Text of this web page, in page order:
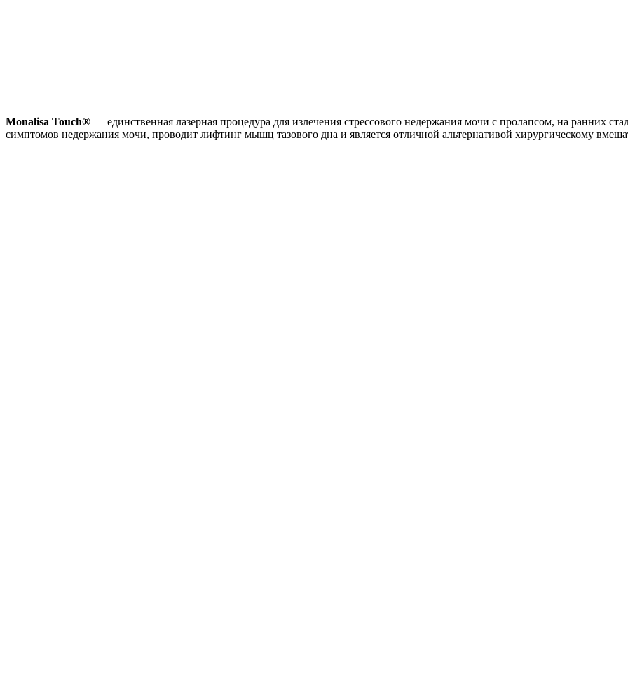
Monalisa Touch® — единственная лазерная процедура для излечения стрессового недержания мочи с пролапсом, на ранних
симптомов недержания мочи, проводит лифтинг мышц тазового дна и является отличной альтернативой хирургическому